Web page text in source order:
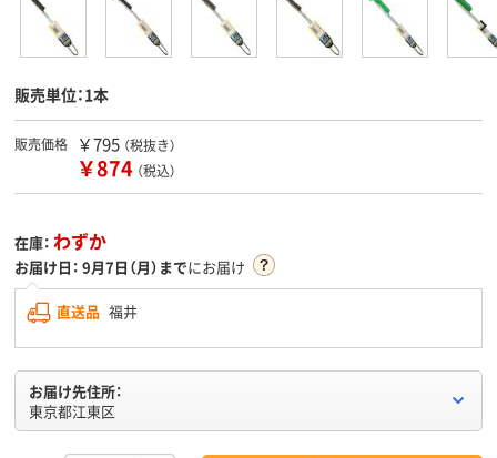
販売単位：1本
販売価格 ￥795 （税抜き）
￥874 （税込）
在庫： わずか
お届け日： 9月7日（月）までにお届け
直送品 福井
お届け先住所：
東京都江東区